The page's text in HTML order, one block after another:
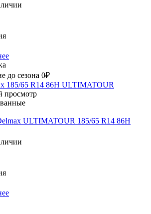
до сезона 0₽
просмотр
ULTIMATOUR 185/65 R14 86H